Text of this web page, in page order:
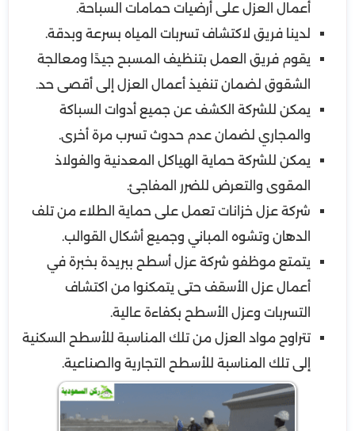
أعمال العزل على أرضيات حمامات السباحة.
لدينا فريق لاكتشاف تسربات المياه بسرعة وبدقة.
يقوم فريق العمل بتنظيف المسبح جيدًا ومعالجة
الشقوق لضمان تنفيذ أعمال العزل إلى أقصى حد.
يمكن للشركة الكشف عن جميع أدوات السباكة
والمجاري لضمان عدم حدوث تسرب مرة أخرى.
يمكن للشركة حماية الهياكل المعدنية والفولاذ
المقوى والتعرض للضرر المفاجئ.
شركة عزل خزانات تعمل على حماية الطلاء من تلف
الدهان وتشوه المباني وجميع أشكال القوالب.
يتمتع موظفو شركة عزل أسطح ببريدة بخبرة في
أعمال عزل الأسقف حتى يتمكنوا من اكتشاف
التسربات وعزل الأسطح بكفاءة عالية.
تتراوح مواد العزل من تلك المناسبة للأسطح السكنية
إلى تلك المناسبة للأسطح التجارية والصناعية.